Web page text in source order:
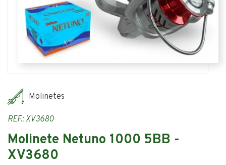
Molinetes
REF.: XV3680
Molinete Netuno 1000 5BB -
XV3680